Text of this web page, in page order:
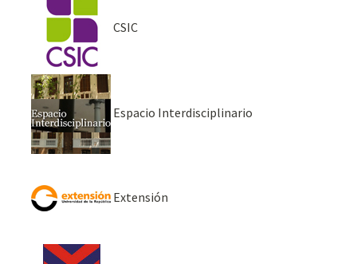
CSIC
Espacio Interdisciplinario
Extensión